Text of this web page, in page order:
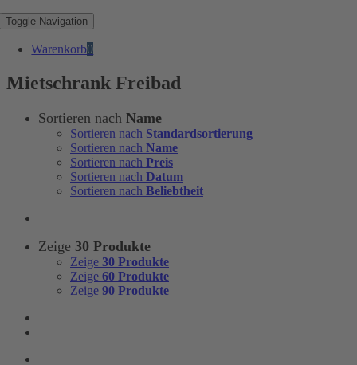
Toggle Navigation
Warenkorb0
Mietschrank Freibad
Sortieren nach Name
Sortieren nach Standardsortierung
Sortieren nach Name
Sortieren nach Preis
Sortieren nach Datum
Sortieren nach Beliebtheit
Zeige 30 Produkte
Zeige 30 Produkte
Zeige 60 Produkte
Zeige 90 Produkte